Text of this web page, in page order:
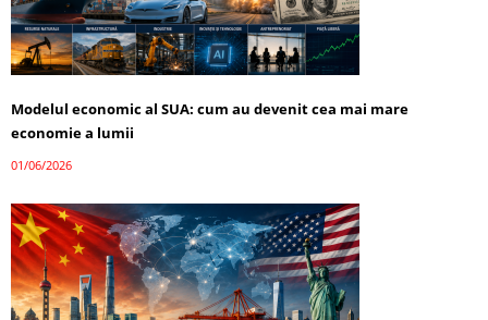
Modelul economic al SUA: cum au devenit cea mai mare
economie a lumii
01/06/2026